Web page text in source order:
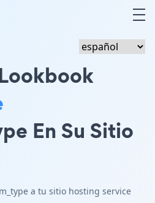
En Su Sitio
a tu sitio hosting service